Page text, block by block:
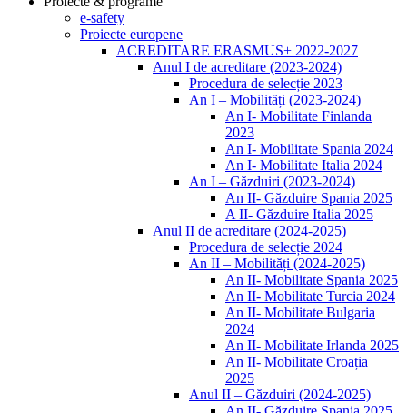
e-safety
Proiecte europene
ACREDITARE ERASMUS+ 2022-2027
Anul I de acreditare (2023-2024)
Procedura de selecție 2023
An I – Mobilități (2023-2024)
An I- Mobilitate Finlanda
2023
An I- Mobilitate Spania 2024
An I- Mobilitate Italia 2024
An I – Găzduiri (2023-2024)
An II- Găzduire Spania 2025
A II- Găzduire Italia 2025
Anul II de acreditare (2024-2025)
Procedura de selecție 2024
An II – Mobilități (2024-2025)
An II- Mobilitate Spania 2025
An II- Mobilitate Turcia 2024
An II- Mobilitate Bulgaria
2024
An II- Mobilitate Irlanda 2025
An II- Mobilitate Croația
2025
Anul II – Găzduiri (2024-2025)